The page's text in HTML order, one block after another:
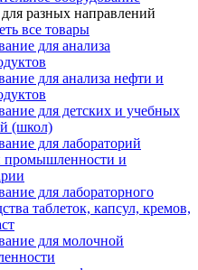
разных направлений
все товары
для анализа
для анализа нефти и
для детских и учебных
(школ)
для лабораторий
промышленности и
для лабораторного
таблеток, капсул, кремов,
для молочной